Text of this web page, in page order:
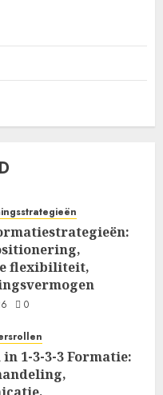
flexibiliteit,
0
1-3-3-3 Formatie: